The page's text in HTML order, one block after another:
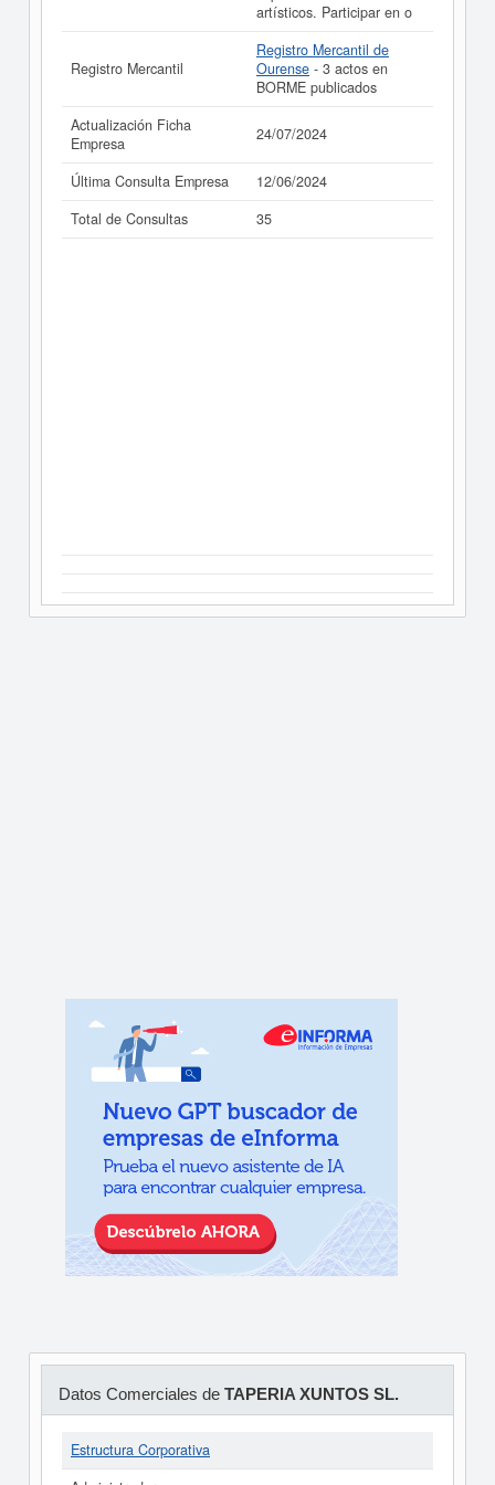
artísticos. Participar en o
Registro Mercantil
Registro Mercantil de
Ourense - 3 actos en
BORME publicados
Actualización Ficha
Empresa
24/07/2024
Última Consulta Empresa
12/06/2024
Total de Consultas
35
Datos Comerciales de TAPERIA XUNTOS SL.
Estructura Corporativa